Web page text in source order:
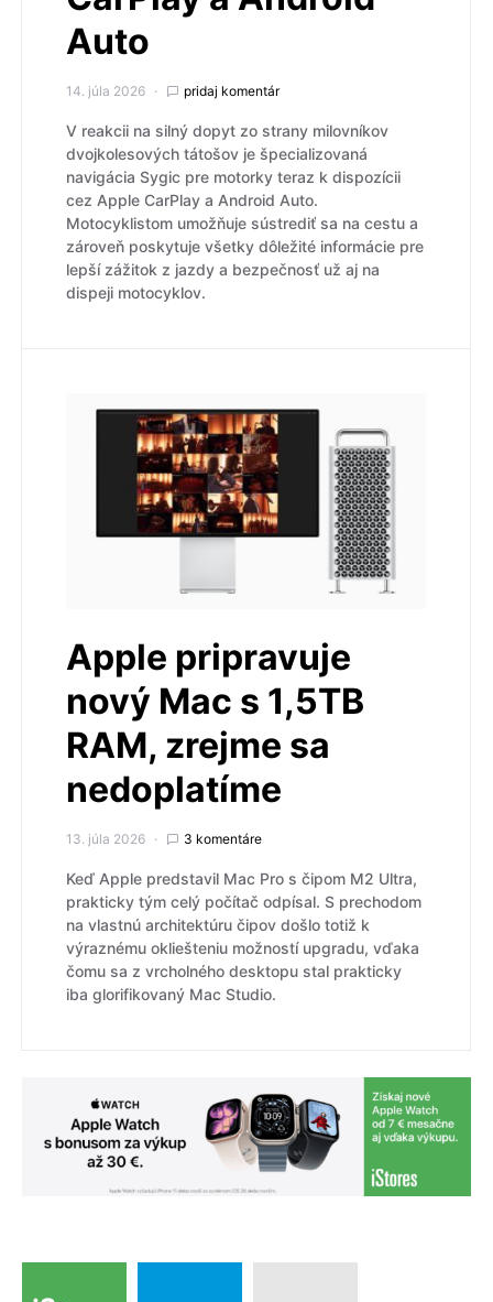
Auto
14. júla 2026 pridaj komentár
V reakcii na silný dopyt zo strany milovníkov
dvojkolesových tátošov je špecializovaná
navigácia Sygic pre motorky teraz k dispozícii
cez Apple CarPlay a Android Auto.
Motocyklistom umožňuje sústrediť sa na cestu a
zároveň poskytuje všetky dôležité informácie pre
lepší zážitok z jazdy a bezpečnosť už aj na
dispeji motocyklov.
Apple pripravuje
nový Mac s 1,5TB
RAM, zrejme sa
nedoplatíme
13. júla 2026 3 komentáre
Keď Apple predstavil Mac Pro s čipom M2 Ultra,
prakticky tým celý počítač odpísal. S prechodom
na vlastnú architektúru čipov došlo totiž k
výraznému okliešteniu možností upgradu, vďaka
čomu sa z vrcholného desktopu stal prakticky
iba glorifikovaný Mac Studio.